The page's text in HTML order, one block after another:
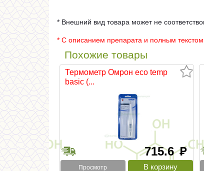
* Внешний вид товара может не
* С описанием препарата и полным
Похожие товары
Термометр Омрон eco temp
basic (...
715.6руб
Просмотр